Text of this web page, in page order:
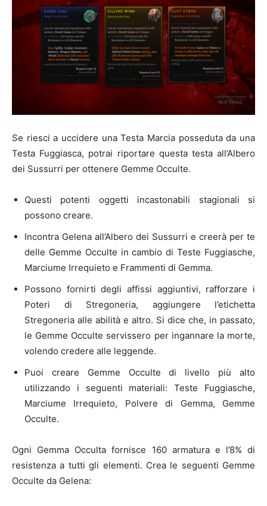
Se riesci a uccidere una Testa Marcia posseduta da una
Testa Fuggiasca, potrai riportare questa testa all’Albero
dei Sussurri per ottenere Gemme Occulte.
Questi potenti oggetti incastonabili stagionali si
possono creare.
Incontra Gelena all’Albero dei Sussurri e creerà per te
delle Gemme Occulte in cambio di Teste Fuggiasche,
Marciume Irrequieto e Frammenti di Gemma.
Possono fornirti degli affissi aggiuntivi, rafforzare i
Poteri di Stregoneria, aggiungere l’etichetta
Stregoneria alle abilità e altro. Si dice che, in passato,
le Gemme Occulte servissero per ingannare la morte,
volendo credere alle leggende.
Puoi creare Gemme Occulte di livello più alto
utilizzando i seguenti materiali: Teste Fuggiasche,
Marciume Irrequieto, Polvere di Gemma, Gemme
Occulte.
Ogni Gemma Occulta fornisce 160 armatura e l’8% di
resistenza a tutti gli elementi. Crea le seguenti Gemme
Occulte da Gelena: